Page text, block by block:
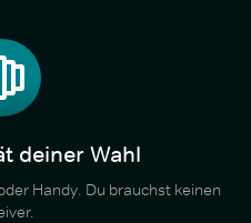
deiner Wahl
Handy. Du brauchst keinen